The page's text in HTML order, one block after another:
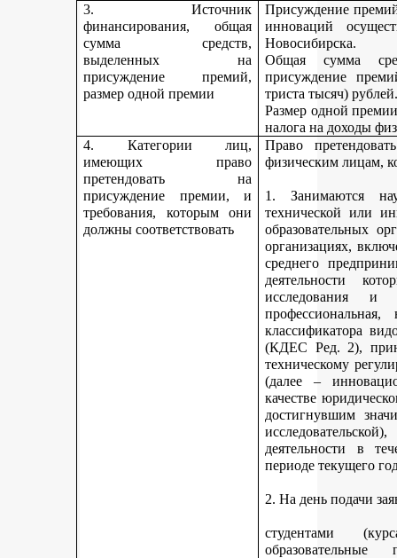
3. Источник
финансирования, общая
сумма средств,
выделенных на
присуждение премий,
размер одной премии
Присуждение
инноваций
Новосибирска.
Общая сумма
присуждение
триста тысяч)
Размер одной
налога на доходы
4. Категории лиц,
имеющих право
претендовать на
присуждение премии, и
требования, которым они
должны соответствовать
Право
физическим лицам,
1. Занимаются
технической или
образовательных
организациях,
среднего
деятельности
исследования и
классификатора
(КДЕС Ред. 2),
техническому
(далее –
качестве
достигнувшим
деятельности в
периоде текущего
2. На день подачи
студентами
образовательные